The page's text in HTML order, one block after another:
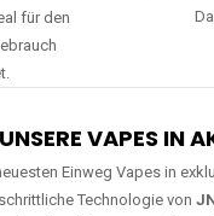
für den
VAPES IN
Einweg Vapes in
Technologie von